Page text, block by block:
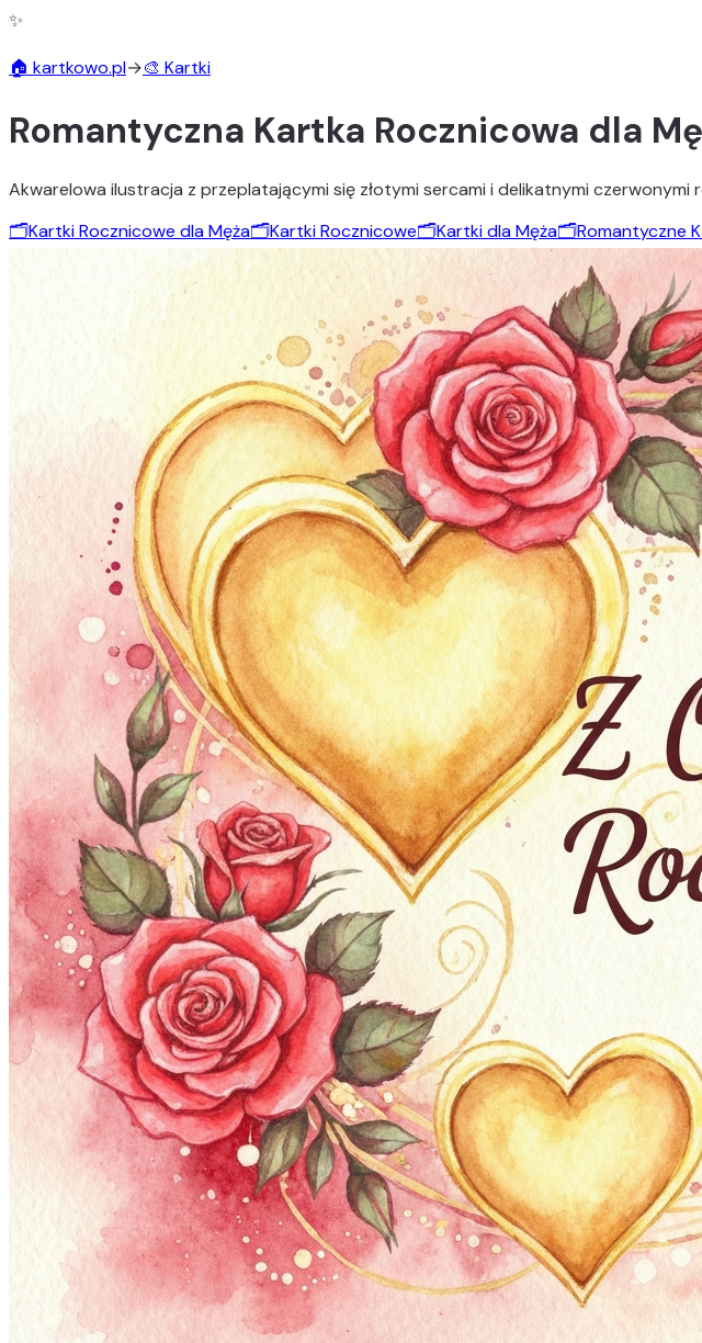
✨
🏠 kartkowo.pl→🎨 Kartki
Romantyczna Kartka Rocznicowa dla
Akwarelowa ilustracja z przeplatającymi się złotymi sercami i delikatnymi
🗂️Kartki Rocznicowe dla Męża🗂️Kartki Rocznicowe🗂️Kartki dla Męża🗂️Romantyczne